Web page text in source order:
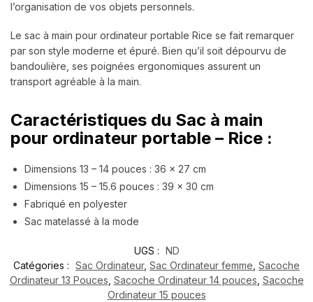
l’organisation de vos objets personnels.
Le sac à main pour ordinateur portable Rice se fait remarquer
par son style moderne et épuré. Bien qu’il soit dépourvu de
bandoulière, ses poignées ergonomiques assurent un
transport agréable à la main.
Caractéristiques du Sac à main
pour ordinateur portable – Rice :
Dimensions 13 – 14 pouces : 36 x 27 cm
Dimensions 15 – 15.6 pouces : 39 x 30 cm
Fabriqué en polyester
Sac matelassé à la mode
UGS : ND
Catégories : Sac Ordinateur, Sac Ordinateur femme Sacoche
Ordinateur 13 Pouces Sacoche Ordinateur 14 pouces Sacoche
Ordinateur 15 pouces